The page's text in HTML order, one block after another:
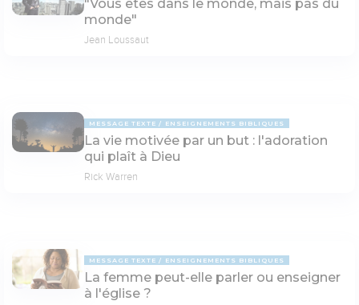
"Vous êtes dans le monde, mais pas du
monde"
Jean Loussaut
MESSAGE TEXTE ENSEIGNEMENTS BIBLIQUES
La vie motivée par un but : l'adoration
qui plaît à Dieu
Rick Warren
MESSAGE TEXTE ENSEIGNEMENTS BIBLIQUES
La femme peut-elle parler ou enseigner
à l'église ?